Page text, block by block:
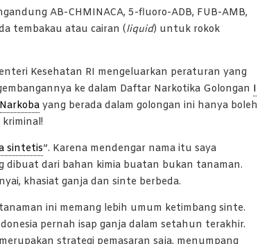
AB-CHMINACA, 5-fluoro-ADB, FUB-AMB,
tembakau atau cairan (liquid) untuk rokok
Kesehatan RI mengeluarkan peraturan yang
ke dalam Daftar Narkotika Golongan I
Narkoba yang berada dalam golongan ini hanya boleh
sintetis”. Karena mendengar nama itu saya
dibuat dari bahan kimia buatan bukan tanaman.
khasiat ganja dan sinte berbeda.
ini memang lebih umum ketimbang sinte.
pernah isap ganja dalam setahun terakhir.